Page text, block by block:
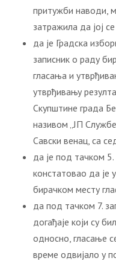
притужби наводи,
затражила да јој
да је Градска
записник о раду
гласања и
утврђивању
Скупштине града
називом „ЈП
Савски венац, са
да је под тачком
констатовао да је
бирачком месту
да под тачком 7.
догађаје који су
односно, гласање
време одвијало у